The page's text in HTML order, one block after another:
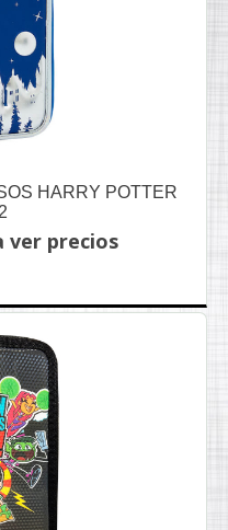
HARRY POTTER
ver precios